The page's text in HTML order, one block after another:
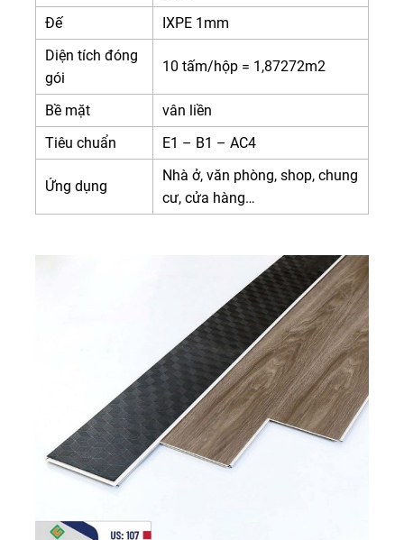
Đế
IXPE 1mm
Diện tích đóng
gói
10 tấm/hộp = 1,87272m2
Bề mặt
vân liền
Tiêu chuẩn
E1 – B1 – AC4
Ứng dụng
Nhà ở, văn phòng, shop, chung
cư, cửa hàng…